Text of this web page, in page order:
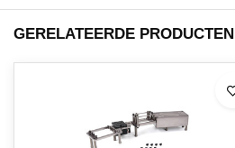
GERELATEERDE PRODUCTEN